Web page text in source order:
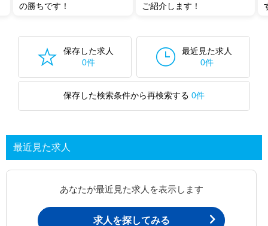
の勝ちです！
ご紹介します！
保存した求人
0件
最近見た求人
0件
保存した検索条件から再検索する 0件
最近見た求人
あなたが最近見た求人を表示します
求人を探してみる